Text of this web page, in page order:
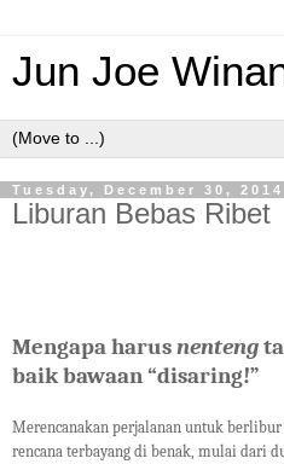
Jun Joe
Tuesday, December 30, 2014
Liburan Bebas Ribet
Mengapa harusnenteng
baik bawaan “disaring!”
Merencanakan perjalanan untuk berlibur
rencana terbayang di benak, mulai dari